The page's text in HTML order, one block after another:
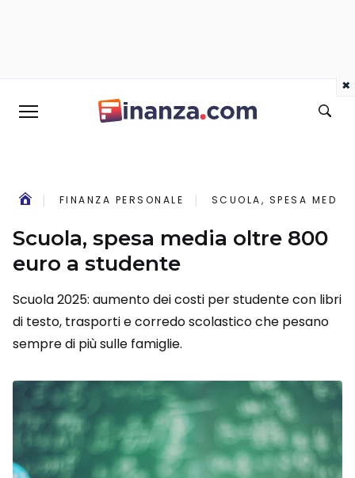
FINANZA PERSONALE SCUOLA, SPESA
Scuola, spesa media oltre 800
euro a studente
Scuola 2025: aumento dei costi per studente con libri
di testo, trasporti e corredo scolastico che pesano
sempre di più sulle famiglie.
×